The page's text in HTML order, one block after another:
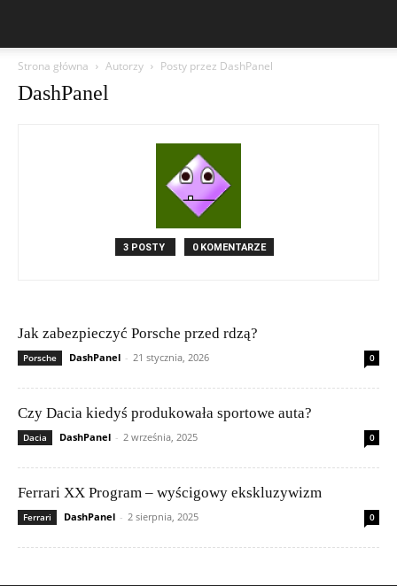
Strona główna Autorzy Posty przez DashPanel
DashPanel
3 POSTY 0 KOMENTARZE
Jak zabezpieczyć Porsche przed rdzą?
Porsche DashPanel - 21 stycznia, 2026 0
Czy Dacia kiedyś produkowała sportowe auta?
Dacia DashPanel - 2 września, 2025 0
Ferrari XX Program – wyścigowy ekskluzywizm
Ferrari DashPanel - 2 sierpnia, 2025 0